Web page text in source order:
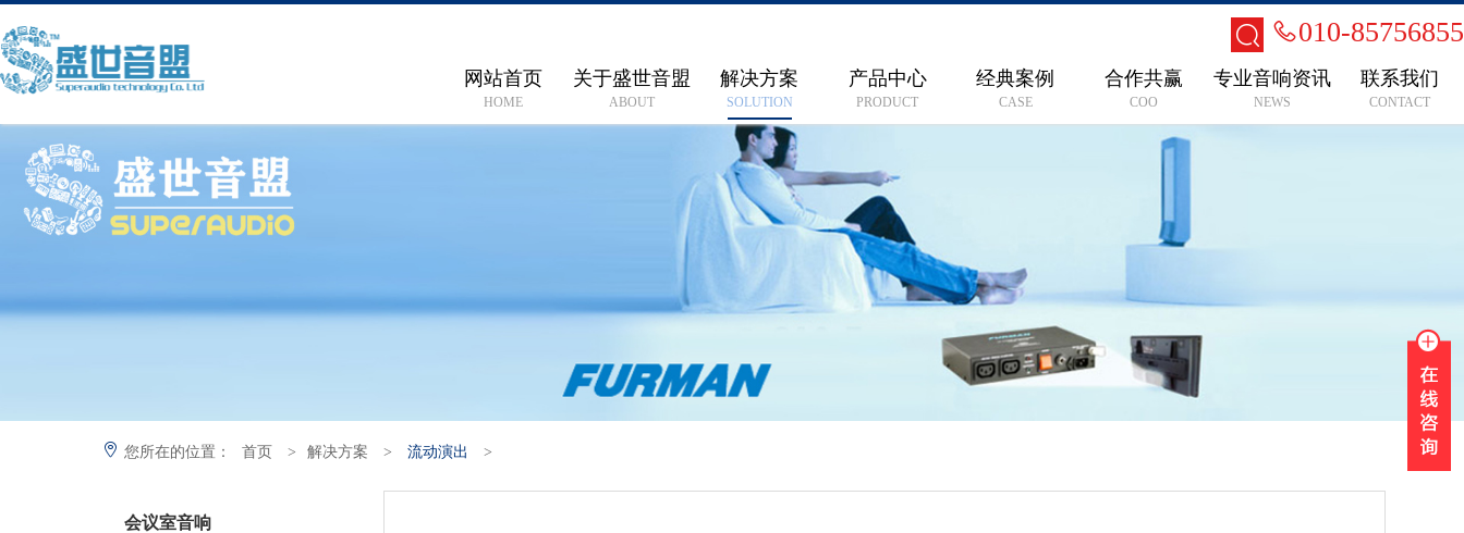
010-85756855
网站首页
HOME
关于盛世音盟
ABOUT
解决方案
SOLUTION
产品中心
PRODUCT
经典案例
CASE
合作共赢
COO
专业音响资讯
NEWS
联系我们
CONTACT
您所在的位置： 首页 > 解决方案 > 流动演出 >
会议室音响